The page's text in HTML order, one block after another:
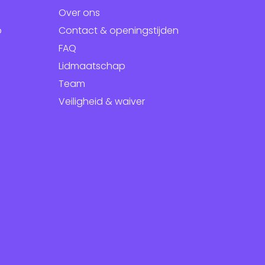
Over ons
Contact & openingstijden
FAQ
Lidmaatschap
Team
Veiligheid & waiver